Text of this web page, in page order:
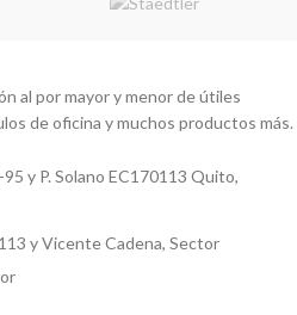
al por mayor y menor de útiles
de oficina y muchos productos más.
y P. Solano EC170113 Quito,
y Vicente Cadena, Sector